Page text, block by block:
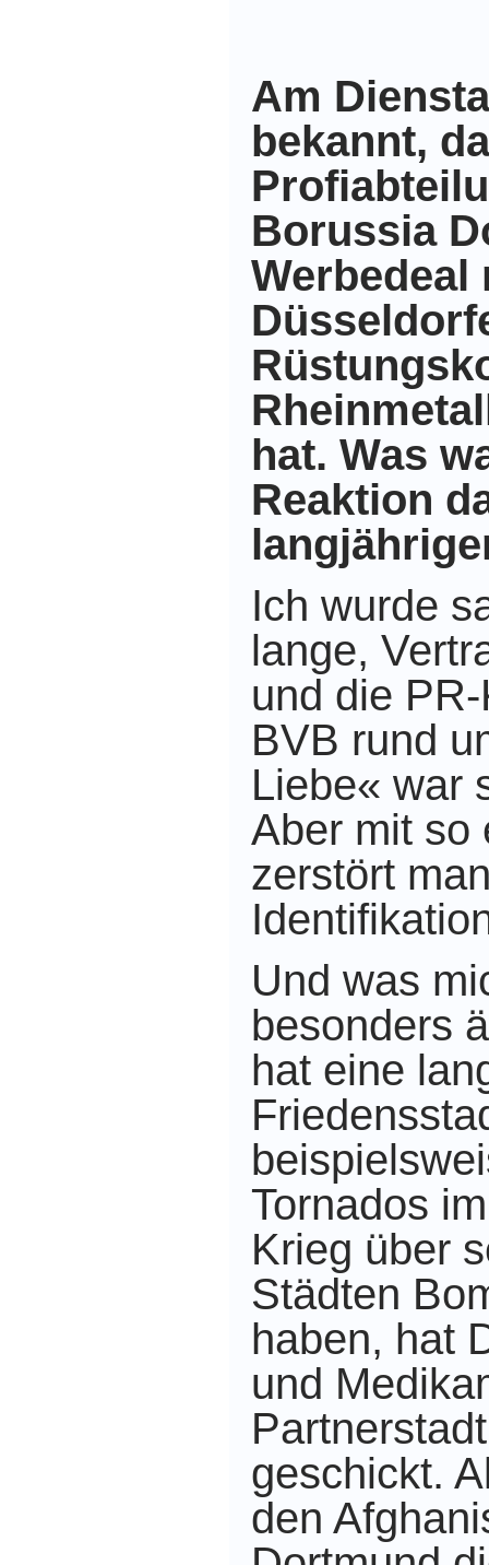
Am
bekannt,
Borussia
Werbedeal
hat. Was
Reaktion
Ich wurde
lange,
und die
BVB rund
Liebe« war
Aber mit so
zerstört
Und was
besonders
hat eine
Tornados
Krieg über
Städten
haben, hat
und
geschickt.
den